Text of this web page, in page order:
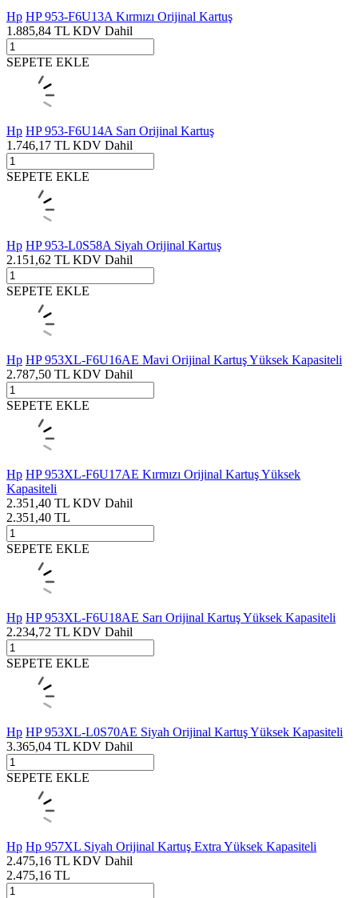
Hp HP 953-F6U13A Kırmızı Orijinal Kartuş
1.885,84 TL KDV Dahil
SEPETE EKLE
Hp HP 953-F6U14A Sarı Orijinal Kartuş
1.746,17 TL KDV Dahil
SEPETE EKLE
Hp HP 953-L0S58A Siyah Orijinal Kartuş
2.151,62 TL KDV Dahil
SEPETE EKLE
Hp HP 953XL-F6U16AE Mavi Orijinal Kartuş Yüksek Kapasiteli
2.787,50 TL KDV Dahil
SEPETE EKLE
Hp HP 953XL-F6U17AE Kırmızı Orijinal Kartuş Yüksek
Kapasiteli
2.351,40 TL KDV Dahil
2.351,40 TL
SEPETE EKLE
Hp HP 953XL-F6U18AE Sarı Orijinal Kartuş Yüksek Kapasiteli
2.234,72 TL KDV Dahil
SEPETE EKLE
Hp HP 953XL-L0S70AE Siyah Orijinal Kartuş Yüksek Kapasiteli
3.365,04 TL KDV Dahil
SEPETE EKLE
Hp Hp 957XL Siyah Orijinal Kartuş Extra Yüksek Kapasiteli
2.475,16 TL KDV Dahil
2.475,16 TL